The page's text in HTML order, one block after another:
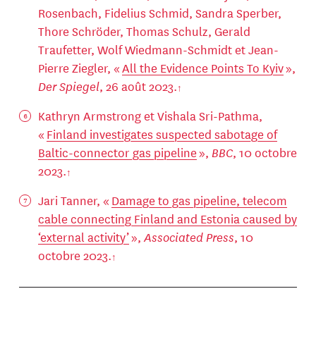
Rosenbach, Fidelius Schmid, Sandra Sperber,
Thore Schröder, Thomas Schulz, Gerald
Traufetter, Wolf Wiedmann-Schmidt et Jean-
Pierre Ziegler, «All the Evidence Points To Kyiv»,
Der Spiegel, 26 août 2023.
Kathryn Armstrong et Vishala Sri-Pathma,
« Finland investigates suspected sabotage of
Baltic-connector gas pipeline», BBC, 10 octobre
2023.
Jari Tanner, « Damage to gas pipeline, telecom
cable connecting Finland and Estonia caused by
‘external activity’»,Associated Press, 10
octobre 2023.